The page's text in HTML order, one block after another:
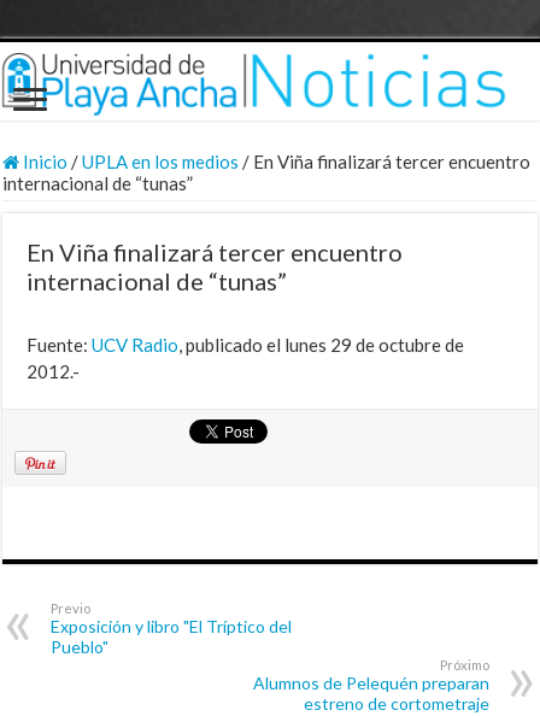
Inicio /UPLA en los medios / En Viña finalizará tercer encuentro
internacional de “tunas”
En Viña finalizará tercer encuentro
internacional de “tunas”
Fuente:UCV Radio, publicado el lunes 29 de octubre de
2012.-
Previo
Exposición y libro "El Tríptico del
Pueblo"
Próximo
Alumnos de Pelequén preparan
estreno de cortometraje